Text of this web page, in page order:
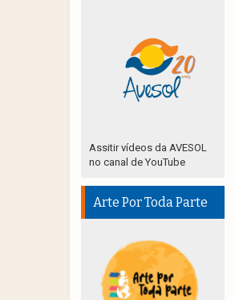
Assitir vídeos da AVESOL
no canal de YouTube
Arte Por Toda Parte